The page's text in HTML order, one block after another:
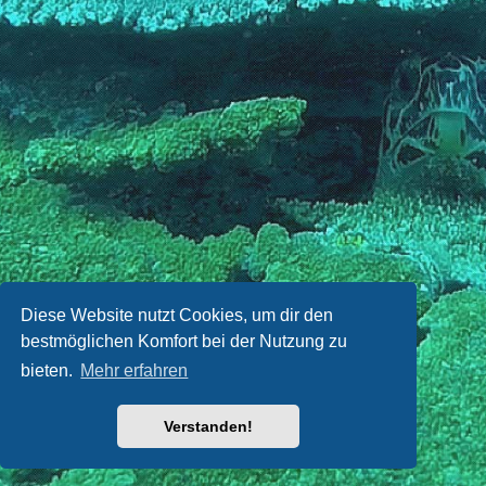
Diese Website nutzt Cookies, um dir den
bestmöglichen Komfort bei der Nutzung zu
bieten. Mehr erfahren
Verstanden!